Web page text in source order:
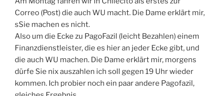
Correo (Post) die auch WU macht. Die Dame erklärt mir,
sSie machen es nicht.
Also um die Ecke zu PagoFazil (leicht Bezahlen) einem
Finanzdienstleister, die es hier an jeder Ecke gibt, und
die auch WU machen. Die Dame erklärt mir, morgens
dürfe Sie nix auszahlen ich soll gegen 19 Uhr wieder
kommen. Ich probier noch ein paar andere Pagofazil,